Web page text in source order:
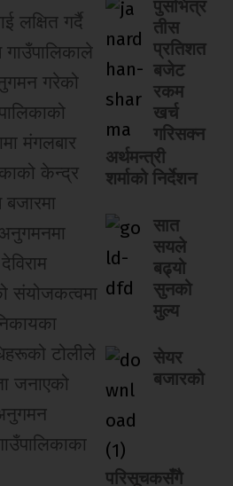
लक्षित गर्दै
गाउँपालिकाले
गरेको
मंगलबार
केन्द्र
बजारमा
संयोजकत्वमा
टोलीले
जनाएको
पुसभित्र
तीस
प्रतिशत
बजेट
रकम
खर्च
गरिसक्न
अर्थमन्त्री
शर्माको निर्देशन
सात
सयले
बढ्यो
सुनको
मुल्य
सेयर
बजारको
परिसूचकसँगै